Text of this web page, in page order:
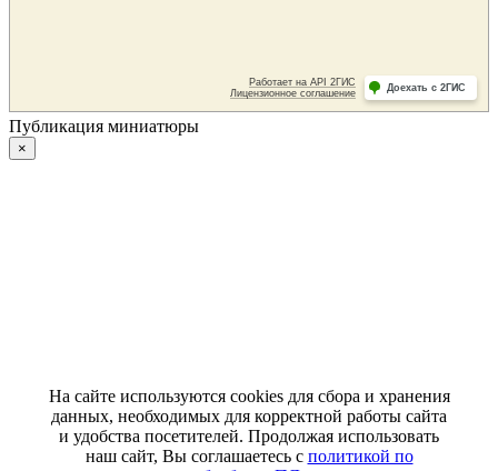
Публикация миниатюры
×
На сайте используются cookies для сбора и хранения
данных, необходимых для корректной работы сайта
и удобства посетителей. Продолжая использовать
наш сайт, Вы соглашаетесь с политикой по